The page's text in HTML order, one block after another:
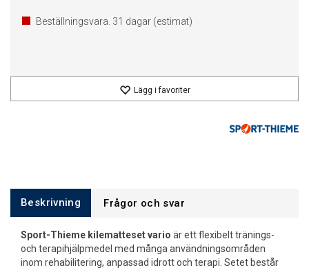
Beställningsvara. 31 dagar (estimat)
Lägg i favoriter
Beskrivning Frågor och svar
Sport-Thieme kilematteset vario är ett flexibelt tränings-
och terapihjälpmedel med många användningsområden
inom rehabilitering, anpassad idrott och terapi. Setet består